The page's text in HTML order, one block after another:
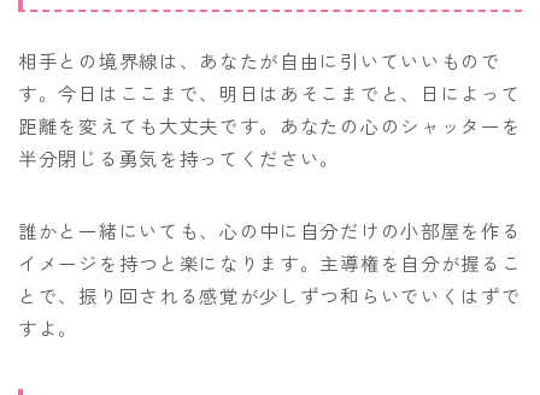
相手との境界線は、あなたが自由に引いていいもので
す。今日はここまで、明日はあそこまでと、日によって
距離を変えても大丈夫です。あなたの心のシャッターを
半分閉じる勇気を持ってください。
誰かと一緒にいても、心の中に自分だけの小部屋を作る
イメージを持つと楽になります。主導権を自分が握るこ
とで、振り回される感覚が少しずつ和らいでいくはずで
すよ。